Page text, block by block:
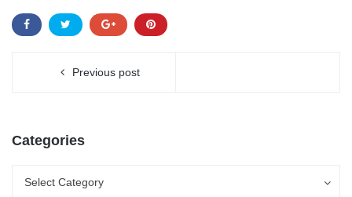
Previous post
Categories
Select Category